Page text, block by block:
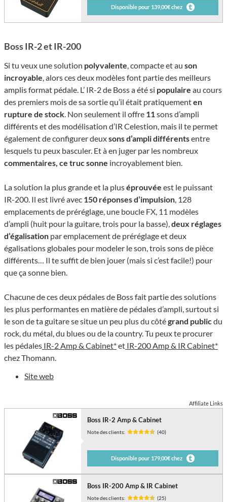
Disponible pour 139,00€ chez
Boss IR-2 et IR-200
Si tu veux une solution polyvalente, compacte et au son
incroyable, alors ces deux modèles font partie des meilleurs
amplis format pédale. L’ IR-2 de Boss a été si populaire au cours
des premiers mois de sa sortie qu’il était pratiquementen
rupture de stock. Non seulement il offre 11sons d’ampli
différents et des modélisation d’IR Celestion, mais il te permet
également de configurer deuxsons d’ampli différentsentre
lesquels tu peux basculer. Et à en juger par les nombreux
commentaires, ce truc sonne incroyablement bien.
La solution la plus grande et la pluséprouvée est le puissant
IR-200. Il est livré avec 150 réponses d’impulsion, 128
emplacements de préréglage, une boucle FX, 11 modèles
d’ampli (huit pour la guitare, trois pour la basse),deux réglages
d’égalisation par emplacement de préréglage et deux
égalisations globales pour modeler le son, trois sons de pièce
différents… Il te suffit de bien jouer (mais si c’est facile!) pour
que ça sonne bien.
Chacune de ces deux pédales de Boss fait partie des solutions
les plus performantes en matière de pédales d’ampli, surtout si
le son de ta guitare se situe un peu plus du côtégrand publicdu
rock, du métal, du blues ou de la country. Tu peux te procurer
les pédales IR-2 Amp & Cabinet*et IR-200 Amp & IR Cabinet*
chez Thomann.
Site web
Affiliate Links
Boss IR-2 Amp & Cabinet
Note des clients: (40)
Disponible pour 179,00€ chez
Boss IR-200 Amp & IR Cabinet
Note des clients: (25)